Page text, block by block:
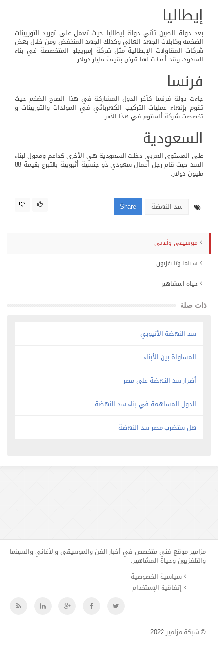
إيطاليا
بعد دولة الصين تأتي دولة إيطاليا حيث تعمل على توريد التوربينات
الضخمة وكابلات الجهد العالي وكذلك الجهد المنخفض ومن خلال بعض
شركات المقاولات الإيطالية مثل شركة إمبريجلو المتخصصة في بناء
السدود، وقد أعطت لها قرض بقيمة مليار دولار.
فرنسا
جاءت دولة فرنسا كآخر الدول المشاركة في هذا الصرح الضخم حيث
تقوم بإنهاء عمليات التركيب الكهربائي في المولدات والتوربينات و
تخصصت شركة ألستوم في هذا الأمر.
السعودية
على المستوى العربي دخلت السعودية هي الأخرى كداعم وممول لبناء
السد حيث قام رجل أعمال سعودي ذو جنسية أثيوبية بالتبرع بقيمة 88
مليون دولار.
سد النهضة Share
موسيقى وأغاني
سينما وتليفزيون
حياة المشاهير
ذات صلة
سد النهضة الأثيوبي
المساواة بين الأبناء
أضرار سد النهضة على مصر
الدول المساهمة في بناء سد النهضة
هل ستضرب مصر سد النهضة
مزامير موقع فني متخصص في أخبار الفن والموسيقى والأغاني والسينما
والتلفزيون وحياة المشاهير.
سياسية الخصوصية
إتفاقية الإستخدام
©شبكة مزامير